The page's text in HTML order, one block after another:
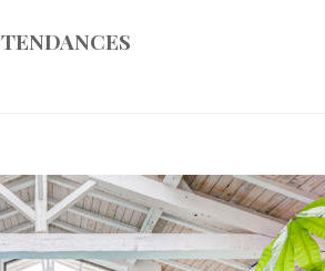
TENDANCES